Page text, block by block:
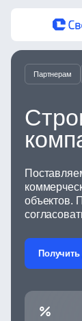
Партнерам
объектов.